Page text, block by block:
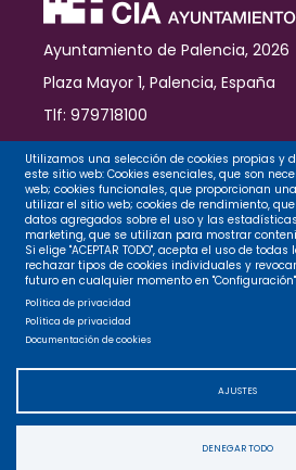
Ayuntamiento de Palencia, 2026
Plaza Mayor 1, Palencia, España
Tlf: 979718100
Contacto
Legal
Privacidad
Accesibilidad
Utilizamos una selección de cookies propias y
este sitio web: Cookies esenciales, que son
web; cookies funcionales, que proporcionan
utilizar el sitio web; cookies de rendimiento,
datos agregados sobre el uso y las
marketing, que se utilizan para mostrar
Si elige "ACEPTAR TODO", acepta el uso de
rechazar tipos de cookies individuales y
futuro en cualquier momento en
Política de privacidad
Política de privacidad
Documentación de cookies
AJUSTES
DENEGAR TODO